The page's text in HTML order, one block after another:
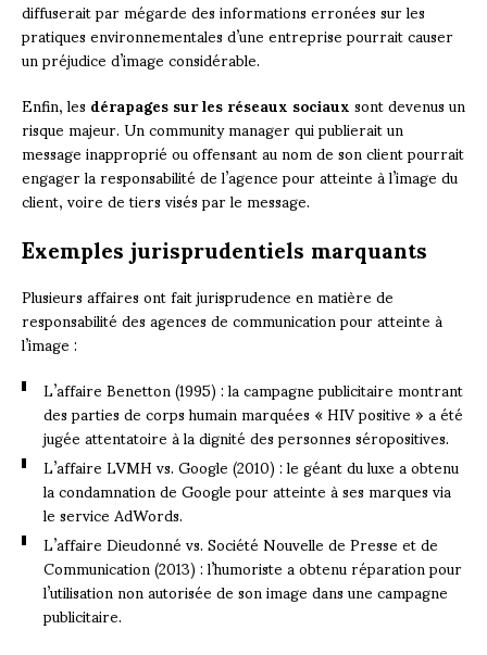
diffuserait par mégarde des informations erronées sur les
pratiques environnementales d’une entreprise pourrait causer
un préjudice d’image considérable.
Enfin, lesdérapages sur les réseaux sociauxsont devenus un
risque majeur. Un community manager qui publierait un
message inapproprié ou offensant au nom de son client pourrait
engager la responsabilité de l’agence pour atteinte à l’image du
client, voire de tiers visés par le message.
Exemples jurisprudentiels marquants
Plusieurs affaires ont fait jurisprudence en matière de
responsabilité des agences de communication pour atteinte à
l’image :
L’affaire Benetton (1995) : la campagne publicitaire montrant
des parties de corps humain marquées « HIV positive » a été
jugée attentatoire à la dignité des personnes séropositives.
L’affaire LVMH vs. Google (2010) : le géant du luxe a obtenu
la condamnation de Google pour atteinte à ses marques via
le service AdWords.
L’affaire Dieudonné vs. Société Nouvelle de Presse et de
Communication (2013) : l’humoriste a obtenu réparation pour
l’utilisation non autorisée de son image dans une campagne
publicitaire.